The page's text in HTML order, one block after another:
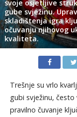
svoje osjetljive
gube svježinu.
skladištenja igra
očuvanju njihovog
kvaliteta.
Trešnje su vrlo
gubi svježinu,
pravilno čuvanje